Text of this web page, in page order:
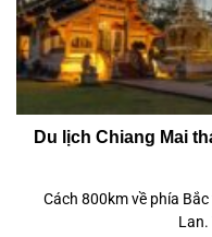
Du lịch Chiang Mai
Cách 800km về phía
Lan.